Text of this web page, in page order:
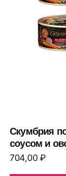
Скумбрия
соусом и
704,00₽